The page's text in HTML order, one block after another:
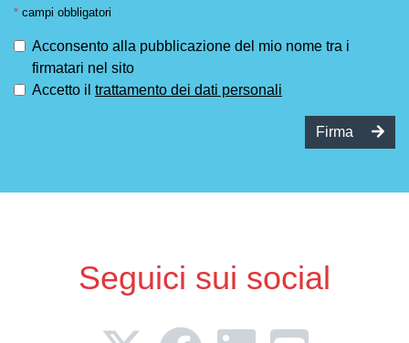
* campi obbligatori
Acconsento alla pubblicazione del mio nome tra i
firmatari nel sito
Accetto il trattamento dei dati personali
Firma
Seguici sui social